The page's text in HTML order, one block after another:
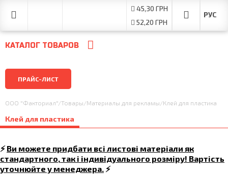
45,30 ГРН
52,20 ГРН
КАТАЛОГ ТОВАРОВ
ПРАЙС-ЛИСТ
ООО "Факториал"/Товары /Материалы для рекламы /Клей для пластика
Клей для пластика
⚡Ви можете придбати всі листові матеріали як
стандартного, так і індивідуального розміру! Вартість
уточнюйте у менеджера. ⚡